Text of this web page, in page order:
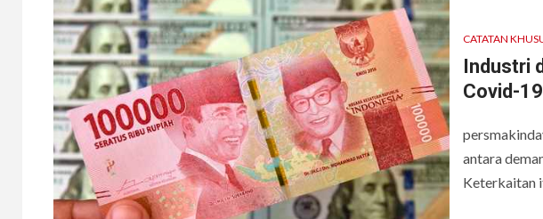
CATATAN
Industri
Covid-19
antara
Keterkaitan